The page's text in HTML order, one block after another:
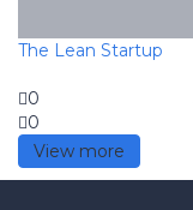
The Lean Startup
0
0
View more